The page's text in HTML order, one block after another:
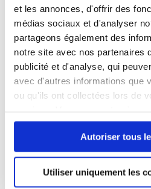
et les annonces, d'offrir des
médias sociaux et d'analyser
partageons également des
notre site avec nos partenaires
publicité et d'analyse, qui
avec d'autres informations que
ou qu'ils ont collectées lors de
continuez à utiliser notre site
Autoriser tous
Utiliser uniquement les
son CV atteste d’un
professionnel
n’a pas de travail, elle
de logement. Sans
sa journée à chercher
passer la nuit, elle est
parvient pas se
violences qu’elle a
Quand je lui propose
d’hébergement, avec
solution d’ici